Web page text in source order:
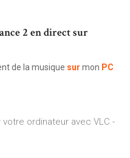
2 en direct sur
de la musique sur mon PC
votre ordinateur avec VLC -